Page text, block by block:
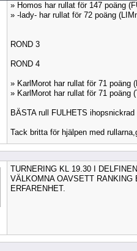
» Homos har rullat för 147 poäng
» -lady- har rullat för 72 poäng
ROND 3
ROND 4
» KarlMorot har rullat för 71 poäng
» KarlMorot har rullat för 71 poäng
BÄSTA rull FULHETS
Tack britta för hjälpen med
TURNERING KL 19.30 I
VÄLKOMNA OAVSETT RANKING
ERFARENHET.